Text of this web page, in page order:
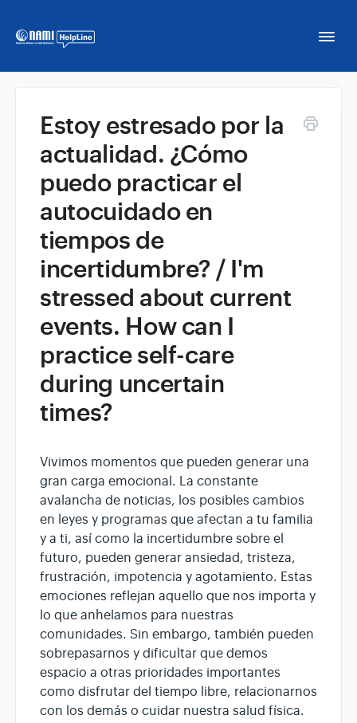
NAMI HelpLine
NAMI HelpLine En Español
Contact
Estoy estresado por la
actualidad. ¿Cómo
puedo practicar el
autocuidado en
tiempos de
incertidumbre? / I'm
stressed about current
events. How can I
practice self-care
during uncertain
times?
Vivimos momentos que pueden generar una
gran carga emocional. La constante
avalancha de noticias, los posibles cambios
en leyes y programas que afectan a tu familia
y a ti, así como la incertidumbre sobre el
futuro, pueden generar ansiedad, tristeza,
frustración, impotencia y agotamiento. Estas
emociones reflejan aquello que nos importa y
lo que anhelamos para nuestras
comunidades. Sin embargo, también pueden
sobrepasarnos y dificultar que demos
espacio a otras prioridades importantes
como disfrutar del tiempo libre, relacionarnos
con los demás o cuidar nuestra salud física.